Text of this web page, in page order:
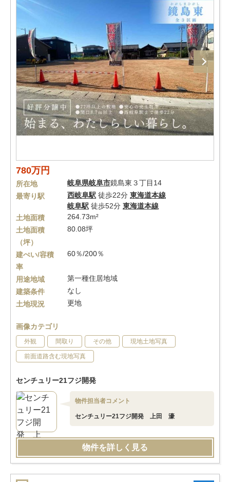
780万円
所在地 岐阜県岐阜市鏡島東３丁目14
最寄り駅
西岐阜駅 徒歩22分 東海道本線
岐阜駅 徒歩52分 東海道本線
土地面積
264.73m²
土地面積
（坪）
80.08坪
建ぺい/容積
率
60％/200％
用途地域
第一種住居地域
建築条件
なし
土地現況
更地
画像カテゴリ
外観 間取り その他 現地土地写真
前面道路含む現地写真
センチュリー21フジ開発
物件担当者コメント
センチュリー21フジ開発 上田 濠
物件を詳しく見る